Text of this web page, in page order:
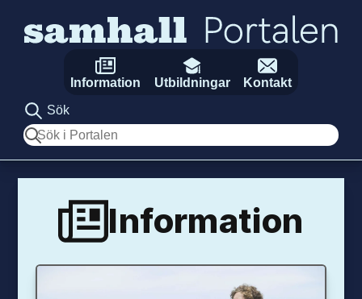
Information Utbildningar
Kontakt
Sök
Sök
Information